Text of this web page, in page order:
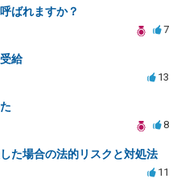
ばれますか？
7
給
13
8
た場合の法的リスクと対処法
11